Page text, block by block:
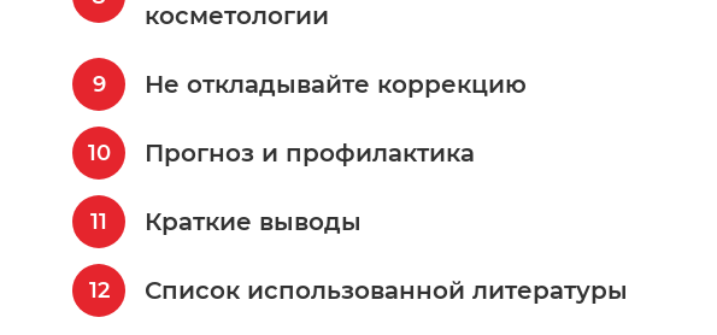
косметологии
Не откладывайте коррекцию
Прогноз и профилактика
Краткие выводы
Список использованной литературы